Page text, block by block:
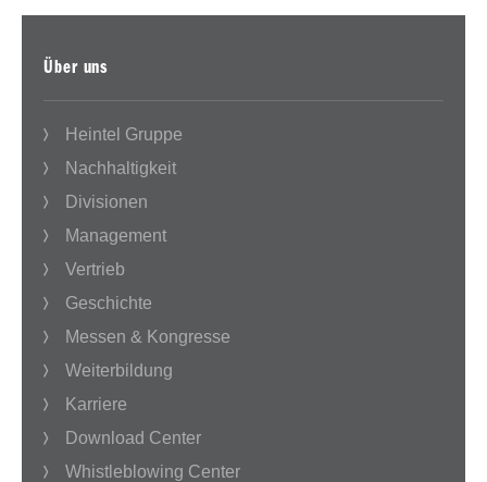
Über uns
Heintel Gruppe
Nachhaltigkeit
Divisionen
Management
Vertrieb
Geschichte
Messen & Kongresse
Weiterbildung
Karriere
Download Center
Whistleblowing Center